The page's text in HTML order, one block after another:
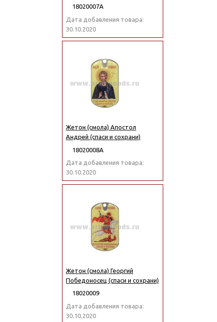
18020007А
Дата добавления товара:
30.10.2020
Жетон (смола) Апостол
Андрей (спаси и сохрани)
18020008А
Дата добавления товара:
30.10.2020
Жетон (смола) Георгий
Победоносец (спаси и сохрани)
18020009
Дата добавления товара:
30.10.2020